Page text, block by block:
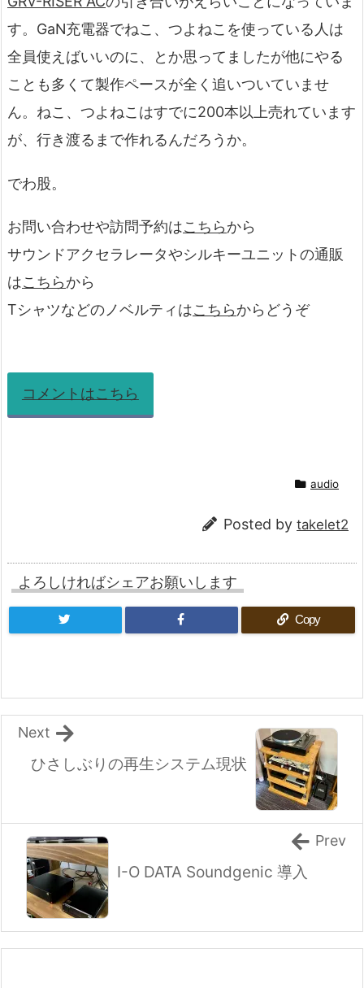
す。GaN充電器でねこ、つよねこを使っている人は
全員使えばいいのに、とか思ってましたが他にやる
ことも多くて製作ペースが全く追いついていませ
ん。ねこ、つよねこはすでに200本以上売れています
が、行き渡るまで作れるんだろうか。
でわ股。
お問い合わせや訪問予約はこちらから
サウンドアクセラレータやシルキーユニットの通販
はこちらから
Tシャツなどのノベルティはこちらからどうぞ
コメントはこちら
audio
Posted by takelet2
よろしければシェアお願いします
Copy
ひさしぶりの再生システム現状
Next
I-O DATA Soundgenic 導入
Prev